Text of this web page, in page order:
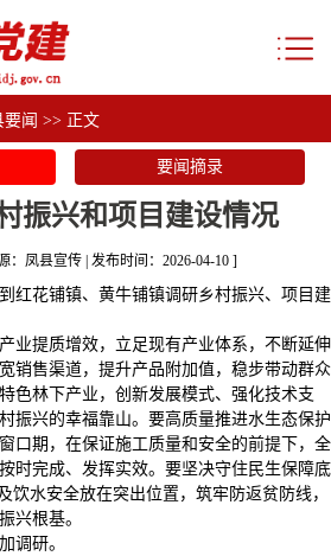
要闻 >> 正文
要闻摘录
振兴和项目建设情况
：凤县宣传 | 发布时间：2026-04-10 ]
红花铺镇、黄牛铺镇调研乡村振兴、项目建
业提质增效，立足现有产业体系，不断延伸
销售渠道，提升产品附加值，稳步带动群众
色林下产业，创新发展模式、强化技术支
振兴的幸福靠山。要高质量推进水生态保护
口期，在保证施工质量和安全的前提下，全
时完成、发挥实效。要坚决守住民生保障底
饮水安全放在突出位置，筑牢防返贫防线，
兴根基。
调研。